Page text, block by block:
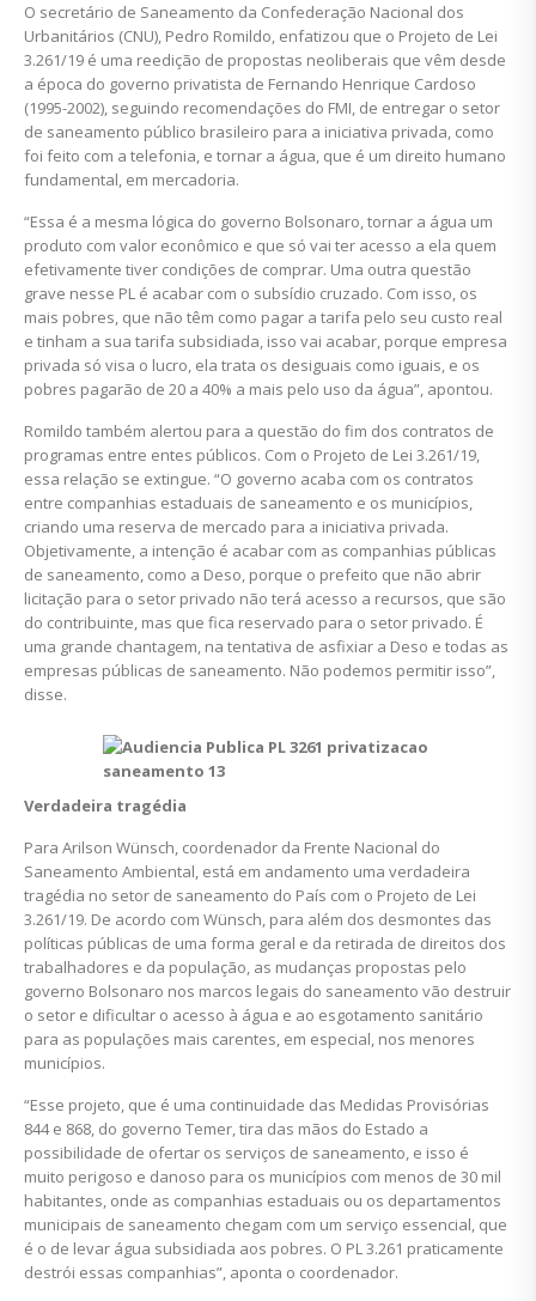
O secretário de Saneamento da Confederação Nacional dos
Urbanitários (CNU), Pedro Romildo, enfatizou que o Projeto de Lei
3.261/19 é uma reedição de propostas neoliberais que vêm desde
a época do governo privatista de Fernando Henrique Cardoso
(1995-2002), seguindo recomendações do FMI, de entregar o setor
de saneamento público brasileiro para a iniciativa privada, como
foi feito com a telefonia, e tornar a água, que é um direito humano
fundamental, em mercadoria.
“Essa é a mesma lógica do governo Bolsonaro, tornar a água um
produto com valor econômico e que só vai ter acesso a ela quem
efetivamente tiver condições de comprar. Uma outra questão
grave nesse PL é acabar com o subsídio cruzado. Com isso, os
mais pobres, que não têm como pagar a tarifa pelo seu custo real
e tinham a sua tarifa subsidiada, isso vai acabar, porque empresa
privada só visa o lucro, ela trata os desiguais como iguais, e os
pobres pagarão de 20 a 40% a mais pelo uso da água”, apontou.
Romildo também alertou para a questão do fim dos contratos de
programas entre entes públicos. Com o Projeto de Lei 3.261/19,
essa relação se extingue. “O governo acaba com os contratos
entre companhias estaduais de saneamento e os municípios,
criando uma reserva de mercado para a iniciativa privada.
Objetivamente, a intenção é acabar com as companhias públicas
de saneamento, como a Deso, porque o prefeito que não abrir
licitação para o setor privado não terá acesso a recursos, que são
do contribuinte, mas que fica reservado para o setor privado. É
uma grande chantagem, na tentativa de asfixiar a Deso e todas as
empresas públicas de saneamento. Não podemos permitir isso”,
disse.
Verdadeira tragédia
Para Arilson Wünsch, coordenador da Frente Nacional do
Saneamento Ambiental, está em andamento uma verdadeira
tragédia no setor de saneamento do País com o Projeto de Lei
3.261/19. De acordo com Wünsch, para além dos desmontes das
políticas públicas de uma forma geral e da retirada de direitos dos
trabalhadores e da população, as mudanças propostas pelo
governo Bolsonaro nos marcos legais do saneamento vão destruir
o setor e dificultar o acesso à água e ao esgotamento sanitário
para as populações mais carentes, em especial, nos menores
municípios.
“Esse projeto, que é uma continuidade das Medidas Provisórias
844 e 868, do governo Temer, tira das mãos do Estado a
possibilidade de ofertar os serviços de saneamento, e isso é
muito perigoso e danoso para os municípios com menos de 30 mil
habitantes, onde as companhias estaduais ou os departamentos
municipais de saneamento chegam com um serviço essencial, que
é o de levar água subsidiada aos pobres. O PL 3.261 praticamente
destrói essas companhias”, aponta o coordenador.